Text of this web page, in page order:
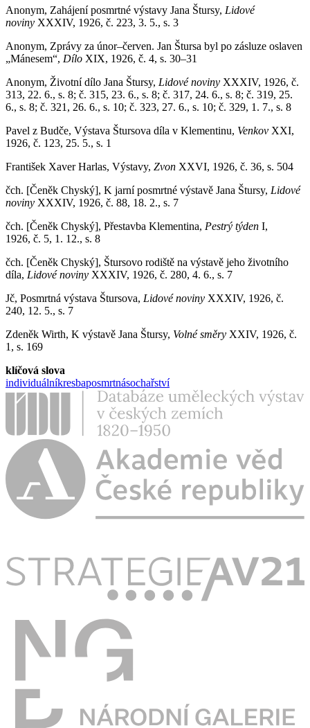
Anonym, Zahájení posmrtné výstavy Jana Štursy, Lidové
noviny XXXIV, 1926, č. 223, 3. 5., s. 3
Anonym, Zprávy za únor–červen. Jan Štursa byl po zásluze oslaven
„Mánesem“, Dílo XIX, 1926, č. 4, s. 30–31
Anonym, Životní dílo Jana Štursy, Lidové noviny XXXIV, 1926, č.
313, 22. 6., s. 8; č. 315, 23. 6., s. 8; č. 317, 24. 6., s. 8; č. 319, 25.
6., s. 8; č. 321, 26. 6., s. 10; č. 323, 27. 6., s. 10; č. 329, 1. 7., s. 8
Pavel z Budče, Výstava Štursova díla v Klementinu, Venkov XXI,
1926, č. 123, 25. 5., s. 1
František Xaver Harlas, Výstavy, Zvon XXVI, 1926, č. 36, s. 504
čch. [Čeněk Chyský], K jarní posmrtné výstavě Jana Štursy, Lidové
noviny XXXIV, 1926, č. 88, 18. 2., s. 7
čch. [Čeněk Chyský], Přestavba Klementina, Pestrý týden I,
1926, č. 5, 1. 12., s. 8
čch. [Čeněk Chyský], Štursovo rodiště na výstavě jeho životního
díla, Lidové noviny XXXIV, 1926, č. 280, 4. 6., s. 7
Jč, Posmrtná výstava Štursova, Lidové noviny XXXIV, 1926, č.
240, 12. 5., s. 7
Zdeněk Wirth, K výstavě Jana Štursy, Volné směry XXIV, 1926, č.
1, s. 169
klíčová slova
individuálníkresbaposmrtnásochařství